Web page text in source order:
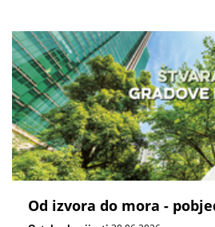
Od izvora do mora -